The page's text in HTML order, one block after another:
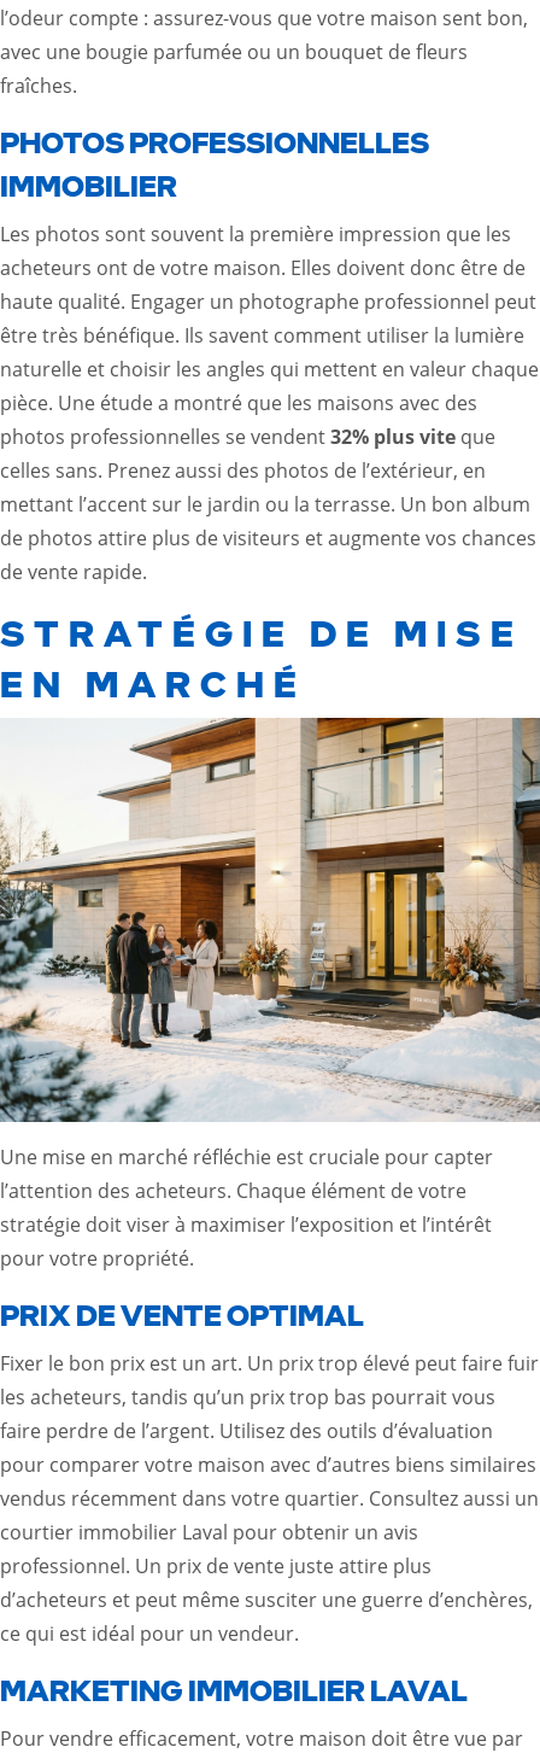
l’odeur compte : assurez-vous que votre maison sent bon,
avec une bougie parfumée ou un bouquet de fleurs
fraîches.
PHOTOS PROFESSIONNELLES
IMMOBILIER
Les photos sont souvent la première impression que les
acheteurs ont de votre maison. Elles doivent donc être de
haute qualité. Engager un photographe professionnel peut
être très bénéfique. Ils savent comment utiliser la lumière
naturelle et choisir les angles qui mettent en valeur chaque
pièce. Une étude a montré que les maisons avec des
photos professionnelles se vendent32% plus vite que
celles sans. Prenez aussi des photos de l’extérieur, en
mettant l’accent sur le jardin ou la terrasse. Un bon album
de photos attire plus de visiteurs et augmente vos chances
de vente rapide.
STRATÉGIE DE MISE
EN MARCHÉ
Une mise en marché réfléchie est cruciale pour capter
l’attention des acheteurs. Chaque élément de votre
stratégie doit viser à maximiser l’exposition et l’intérêt
pour votre propriété.
PRIX DE VENTE OPTIMAL
Fixer le bon prix est un art. Un prix trop élevé peut faire fuir
les acheteurs, tandis qu’un prix trop bas pourrait vous
faire perdre de l’argent. Utilisez des outils d’évaluation
pour comparer votre maison avec d’autres biens similaires
vendus récemment dans votre quartier. Consultez aussi un
courtier immobilier Laval pour obtenir un avis
professionnel. Un prix de vente juste attire plus
d’acheteurs et peut même susciter une guerre d’enchères,
ce qui est idéal pour un vendeur.
MARKETING IMMOBILIER LAVAL
Pour vendre efficacement, votre maison doit être vue par